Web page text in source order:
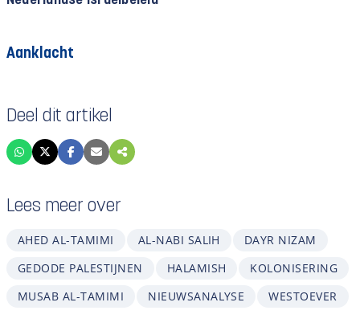
Aanklacht
Deel dit artikel
Lees meer over
AHED AL-TAMIMI AL-NABI SALIH
DAYR NIZAM
GEDODE PALESTIJNEN
HALAMISH
KOLONISERING
MUSAB AL-TAMIMI
NIEUWSANALYSE WESTOEVER